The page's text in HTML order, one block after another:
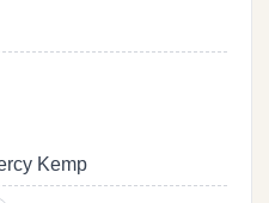
Kemp